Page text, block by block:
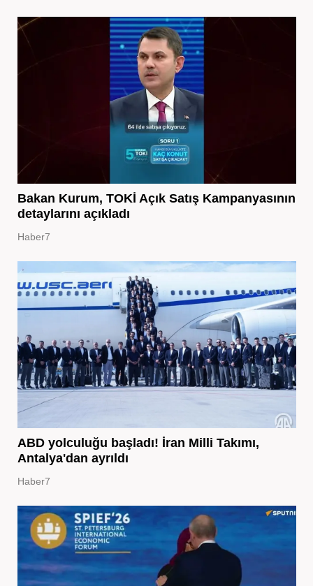
Bakan Kurum, TOKİ Açık Satış Kampanyasının
detaylarını açıkladı
Haber7
ABD yolculuğu başladı! İran Milli Takımı,
Antalya'dan ayrıldı
Haber7